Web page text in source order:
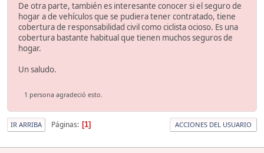
De otra parte, también es interesante conocer si el seguro de
hogar a de vehículos que se pudiera tener contratado, tiene
cobertura de responsabilidad civil como ciclista ocioso. Es una
cobertura bastante habitual que tienen muchos seguros de
hogar.
Un saludo.
1 persona agradeció esto.
IR ARRIBA Páginas 1 ACCIONES DEL USUARIO